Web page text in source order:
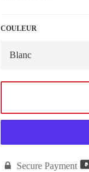
COULEUR
 Secure Payment